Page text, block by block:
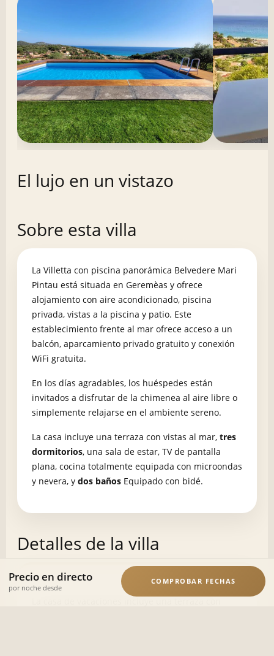
El lujo en un vistazo
Sobre esta villa
La Villetta con piscina panorámica Belvedere Mari
Pintau está situada en Geremèas y ofrece
alojamiento con aire acondicionado, piscina
privada, vistas a la piscina y patio. Este
establecimiento frente al mar ofrece acceso a un
balcón, aparcamiento privado gratuito y conexión
WiFi gratuita.
En los días agradables, los huéspedes están
invitados a disfrutar de la chimenea al aire libre o
simplemente relajarse en el ambiente sereno.
La casa incluye una terraza con vistas al mar, tres
dormitorios, una sala de estar, TV de pantalla
plana, cocina totalmente equipada con microondas
y nevera, y dos baños Equipado con bidé.
Detalles de la villa
Precio en directo
por noche desde
COMPROBAR FECHAS